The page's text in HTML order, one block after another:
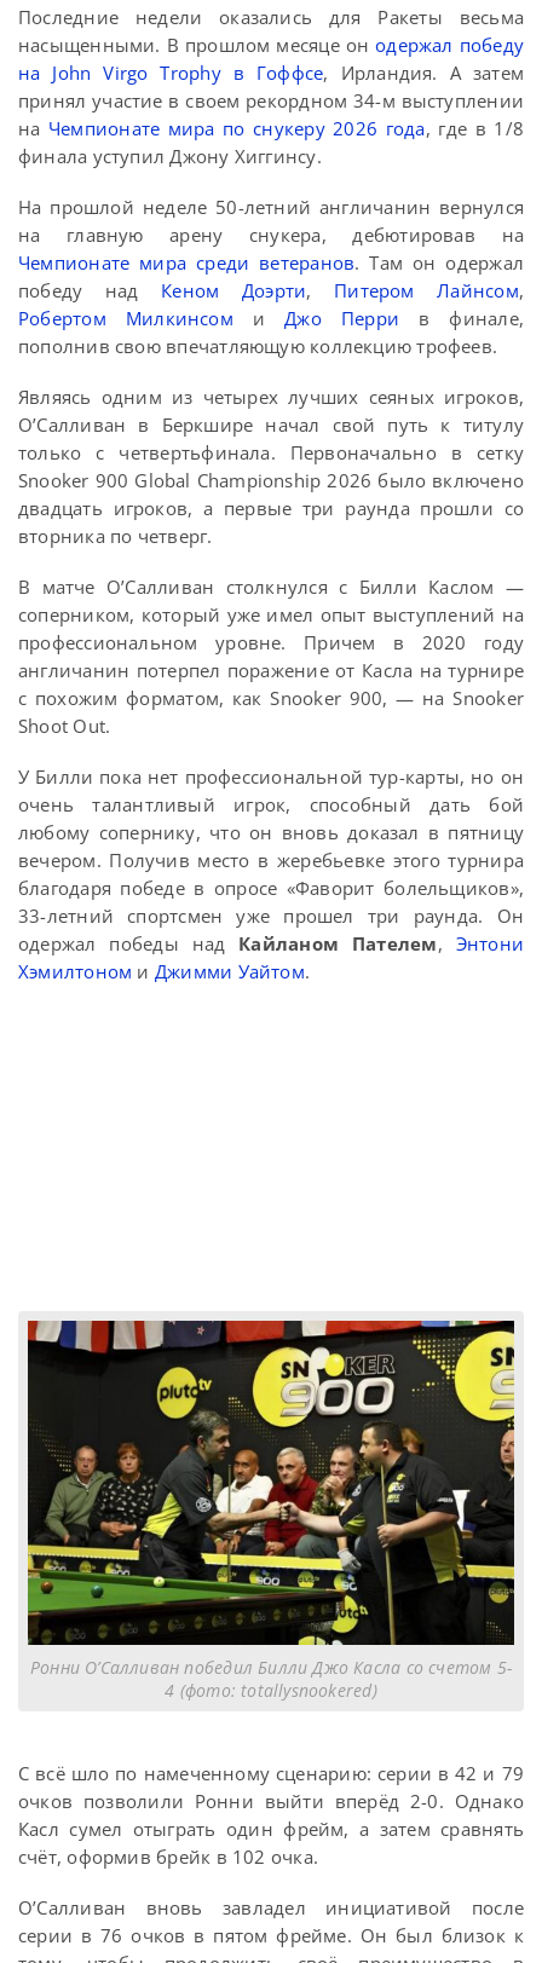
Последние недели оказались для Ракеты весьма
насыщенными. В прошлом месяце онодержал победу
на John Virgo Trophy в Гоффсе, Ирландия. А затем
принял участие в своем рекордном 34-м выступлении
на Чемпионате мира по снукеру 2026 года, где в 1/8
финала уступил Джону Хиггинсу.
На прошлой неделе 50-летний англичанин вернулся
на главную арену снукера, дебютировав на
Чемпионате мира среди ветеранов. Там он одержал
победу над Кеном Доэрти, Питером Лайнсом,
Робертом Милкинсом иДжо Перри в финале,
пополнив свою впечатляющую коллекцию трофеев.
Являясь одним из четырех лучших сеяных игроков,
О’Салливан в Беркшире начал свой путь к титулу
только с четвертьфинала. Первоначально в сетку
Snooker 900 Global Championship 2026 было включено
двадцать игроков, а первые три раунда прошли со
вторника по четверг.
В матче О’Салливан столкнулся с Билли Каслом —
соперником, который уже имел опыт выступлений на
профессиональном уровне. Причем в 2020 году
англичанин потерпел поражение от Касла на турнире
с похожим форматом, как Snooker 900, — на Snooker
Shoot Out.
У Билли пока нет профессиональной тур-карты, но он
очень талантливый игрок, способный дать бой
любому сопернику, что он вновь доказал в пятницу
вечером. Получив место в жеребьевке этого турнира
благодаря победе в опросе «Фаворит болельщиков»,
33-летний спортсмен уже прошел три раунда. Он
одержал победы над Кайланом Пателем, Энтони
Хэмилтоном и Джимми Уайтом.
Ронни О’Салливан победил Билли Джо Касла со счетом 5-
4 (фото: totallysnookered)
С всё шло по намеченному сценарию: серии в 42 и 79
очков позволили Ронни выйти вперёд 2-0. Однако
Касл сумел отыграть один фрейм, а затем сравнять
счёт, оформив брейк в 102 очка.
О’Салливан вновь завладел инициативой после
серии в 76 очков в пятом фрейме. Он был близок к